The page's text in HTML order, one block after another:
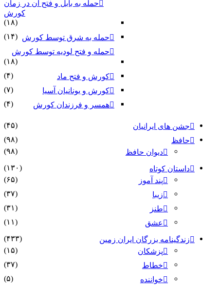
حمله به بابل و فتح آن در زمان
کورش
(۱۸)
حمله به شرق توسط کورش (۱۴)
حمله و فتح لودیه توسط کورش
(۱۸)
کورش و فتح ماد
(۴)
کورش و یونانیان آسیا
(۷)
همسر و فرزندان کورش
(۴)
جشن های ایرانیان
(۴۵)
حافظ
(۹۸)
دیوان حافظ
(۹۸)
داستان کوتاه
(۱۳۰)
پند آموز
(۶۵)
زیبا
(۳۷)
طنز
(۳۱)
عشق
(۱۱)
زندگینامه بزرگان ایران زمین
(۴۳۳)
پزشکان
(۱۵)
خطاط
(۳۷)
خواننده
(۵)